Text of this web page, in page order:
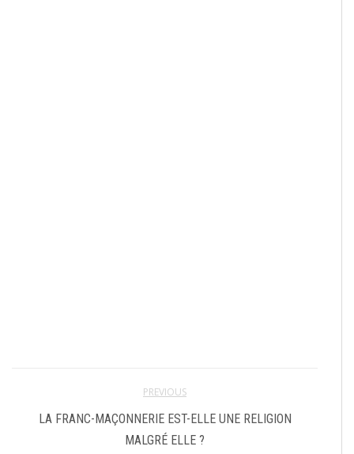
PREVIOUS
LA FRANC-MAÇONNERIE EST-ELLE UNE RELIGION
MALGRÉ ELLE ?